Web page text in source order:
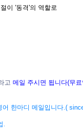
이 '동격'의 역할로
고 메일 주시면 됩니다(무
어 한마디 메일입니다 .(